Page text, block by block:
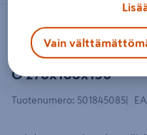
Asennuskotelo
G 278x188x130
FIBOX
Tuotenumero: 501845085
Vain